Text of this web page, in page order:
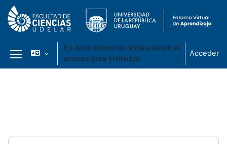
Panel lateral
En este momento está usando el
acceso para invitados
Acceder